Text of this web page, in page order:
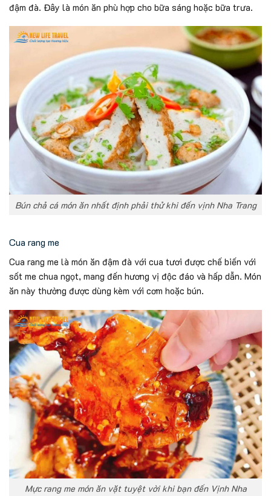
đậm đà. Đây là món ăn phù hợp cho bữa sáng hoặc bữa trưa.
Bún chả cá món ăn nhất định phải thử khi đến vịnh Nha Trang
Cua rang me
Cua rang me là món ăn đậm đà với cua tươi được chế biến với
sốt me chua ngọt, mang đến hương vị độc đáo và hấp dẫn. Món
ăn này thường được dùng kèm với cơm hoặc bún.
Mực rang me món ăn vặt tuyệt vời khi bạn đến Vịnh Nha